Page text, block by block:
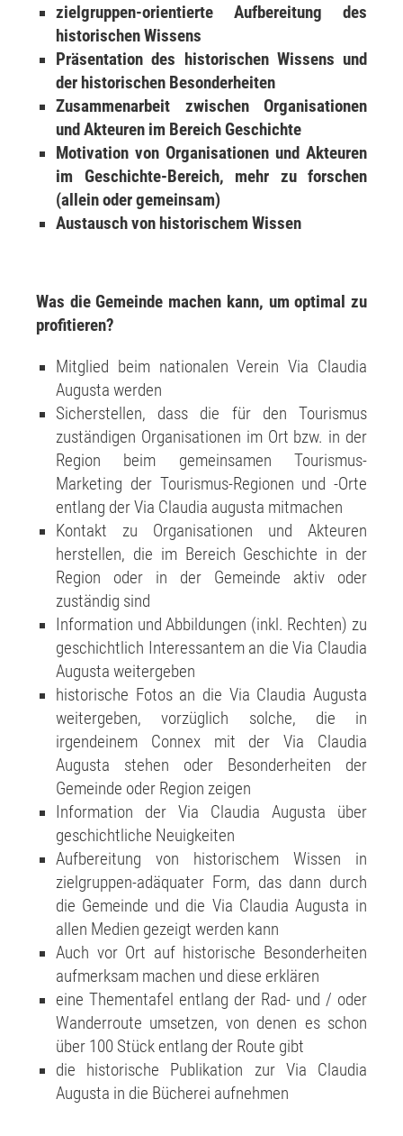
zielgruppen-orientierte Aufbereitung des
historischen Wissens
Präsentation des historischen Wissens und
der historischen Besonderheiten
Zusammenarbeit zwischen Organisationen
und Akteuren im Bereich Geschichte
Motivation von Organisationen und Akteuren
im Geschichte-Bereich, mehr zu forschen
(allein oder gemeinsam)
Austausch von historischem Wissen
Was die Gemeinde machen kann, um optimal zu
profitieren?
Mitglied beim nationalen Verein Via Claudia
Augusta werden
Sicherstellen, dass die für den Tourismus
zuständigen Organisationen im Ort bzw. in der
Region beim gemeinsamen Tourismus-
Marketing der Tourismus-Regionen und -Orte
entlang der Via Claudia augusta mitmachen
Kontakt zu Organisationen und Akteuren
herstellen, die im Bereich Geschichte in der
Region oder in der Gemeinde aktiv oder
zuständig sind
Information und Abbildungen (inkl. Rechten) zu
geschichtlich Interessantem an die Via Claudia
Augusta weitergeben
historische Fotos an die Via Claudia Augusta
weitergeben, vorzüglich solche, die in
irgendeinem Connex mit der Via Claudia
Augusta stehen oder Besonderheiten der
Gemeinde oder Region zeigen
Information der Via Claudia Augusta über
geschichtliche Neuigkeiten
Aufbereitung von historischem Wissen in
zielgruppen-adäquater Form, das dann durch
die Gemeinde und die Via Claudia Augusta in
allen Medien gezeigt werden kann
Auch vor Ort auf historische Besonderheiten
aufmerksam machen und diese erklären
eine Thementafel entlang der Rad- und / oder
Wanderroute umsetzen, von denen es schon
über 100 Stück entlang der Route gibt
die historische Publikation zur Via Claudia
Augusta in die Bücherei aufnehmen